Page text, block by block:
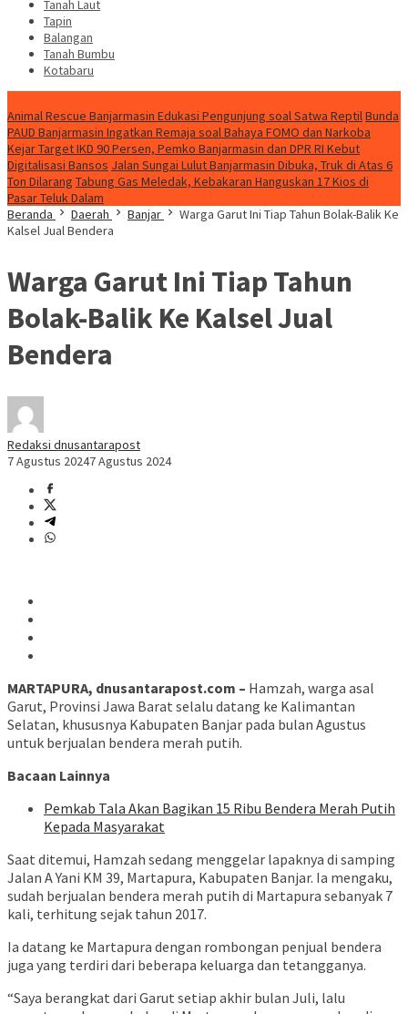
Tanah Laut
Tapin
Balangan
Tanah Bumbu
Kotabaru
Animal Rescue Banjarmasin Edukasi Pengunjung soal Satwa ReptilBunda
PAUD Banjarmasin Ingatkan Remaja soal Bahaya FOMO dan Narkoba
Kejar Target IKD 90 Persen, Pemko Banjarmasin dan DPR RI Kebut
Digitalisasi Bansos Jalan Sungai Lulut Banjarmasin Dibuka, Truk di Atas 6
Ton Dilarang Tabung Gas Meledak, Kebakaran Hanguskan 17 Kios di
Pasar Teluk Dalam
Beranda
Daerah Banjar
Warga Garut Ini Tiap Tahun Bolak-Balik Ke
Kalsel Jual Bendera
Warga Garut Ini Tiap Tahun
Bolak-Balik Ke Kalsel Jual
Bendera
Redaksi dnusantarapost
7 Agustus 20247 Agustus 2024
MARTAPURA, dnusantarapost.com – Hamzah, warga asal
Garut, Provinsi Jawa Barat selalu datang ke Kalimantan
Selatan, khususnya Kabupaten Banjar pada bulan Agustus
untuk berjualan bendera merah putih.
Bacaan Lainnya
Pemkab Tala Akan Bagikan 15 Ribu Bendera Merah Putih
Kepada Masyarakat
Saat ditemui, Hamzah sedang menggelar lapaknya di samping
Jalan A Yani KM 39, Martapura, Kabupaten Banjar. Ia mengaku,
sudah berjualan bendera merah putih di Martapura sebanyak 7
kali, terhitung sejak tahun 2017.
Ia datang ke Martapura dengan rombongan penjual bendera
juga yang terdiri dari beberapa keluarga dan tetangganya.
“Saya berangkat dari Garut setiap akhir bulan Juli, lalu